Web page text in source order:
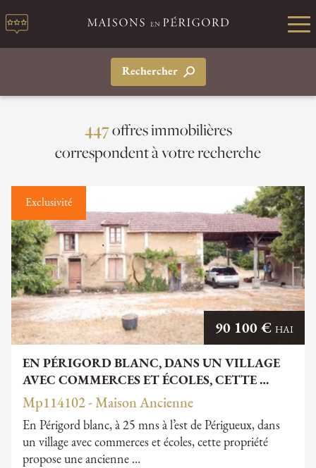
Rechercher
447offres immobilières
correspondent à votre recherche
Exclusivité
EN PÉRIGORD BLANC, DANS UN VILLAGE
AVEC COMMERCES ET ÉCOLES, CETTE …
90 100 € HAI
Mp114102 - Maison Ancienne
En Périgord blanc, à 25 mns à l’est de Périgueux, dans
un village avec commerces et écoles, cette propriété
propose une ancienne …